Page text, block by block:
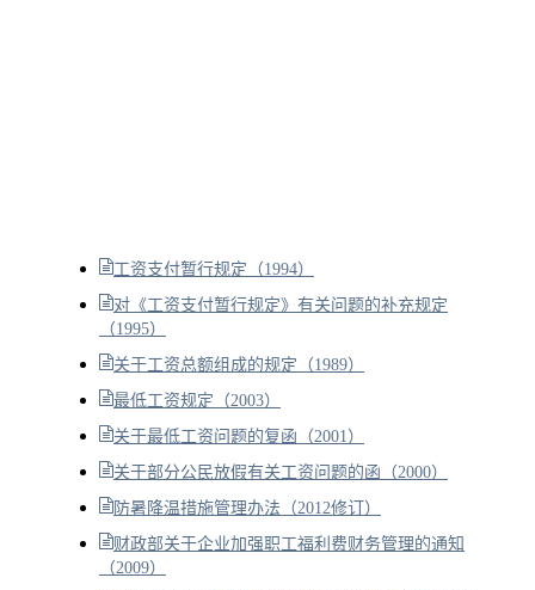
工资支付暂行规定（1994）
对《工资支付暂行规定》有关问题的补充规定
（1995）
关于工资总额组成的规定（1989）
最低工资规定（2003）
关于最低工资问题的复函（2001）
关于部分公民放假有关工资问题的函（2000）
防暑降温措施管理办法（2012修订）
财政部关于企业加强职工福利费财务管理的通知
（2009）